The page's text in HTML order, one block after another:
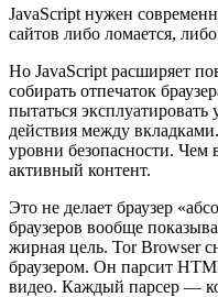
JavaScript нужен
сайтов либо ломается,
Но JavaScript расширяет
собирать отпечаток
пытаться
действия между
уровни безопасности. Чем
активный контент.
Это не делает браузер
браузеров вообще
жирная цель. Tor Browser
браузером. Он парсит
видео. Каждый парсер —